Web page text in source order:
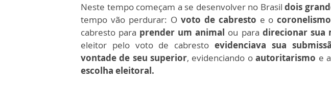
Neste tempo começam a se desenvolver no Brasildois
tempo vão perdurar: O voto de cabresto e ocoronelismo
cabresto para prender um animal ou para direcionar sua
eleitor pelo voto de cabresto evidenciava sua
vontade de seu superior, evidenciando oautoritarismo e a
escolha eleitoral.